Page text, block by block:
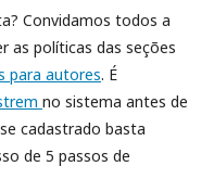
Convidamos todos a
as políticas das seções
para autores. É
no sistema antes de
cadastrado basta
de 5 passos de